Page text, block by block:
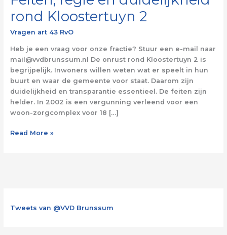
rond Kloostertuyn 2
Vragen art 43 RvO
Heb je een vraag voor onze fractie? Stuur een e-mail naar
mail@vvdbrunssum.nl De onrust rond Kloostertuyn 2 is
begrijpelijk. Inwoners willen weten wat er speelt in hun
buurt en waar de gemeente voor staat. Daarom zijn
duidelijkheid en transparantie essentieel. De feiten zijn
helder. In 2002 is een vergunning verleend voor een
woon-zorgcomplex voor 18 […]
Read More »
Tweets van @VVD Brunssum